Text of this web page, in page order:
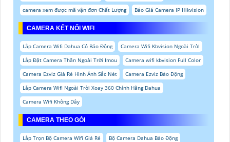
camera xem được mã vận đơn Chất Lượng
Báo Giá Camera IP Hikvision
CAMERA KẾT NỐI WIFI
Lắp Camera Wifi Dahua Có Báo Động
Camera Wifi Kbvision Ngoài Trời
Lắp Đặt Camera Thân Ngoài Trời Imou
Camera wifi kbvision Full Color
Camera Ezviz Giá Rẻ Hình Ảnh Sắc Nét
Camera Ezviz Báo Động
Lắp Camera Wifi Ngoài Trời Xoay 360 Chính Hãng Dahua
Camera Wifi Không Dây
CAMERA THEO GÓI
Lắp Trọn Bộ Camera Wifi Giá Rẻ
Bộ Camera Dahua Báo Động